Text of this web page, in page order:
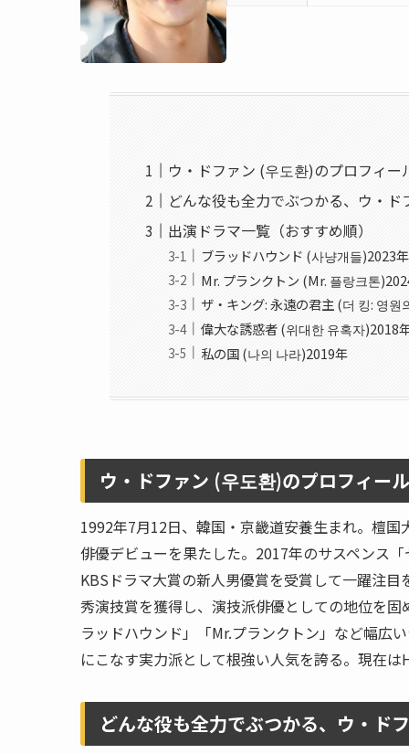
ウ・ドファン (우도환)のプロフィー
どんな役も全力でぶつかる、ウ・ド
出演ドラマ一覧（おすすめ順）
ブラッドハウンド (사냥개들)2023年
Mr. プランクトン (Mr. 플랑크톤
ザ・キング: 永遠の君主 (더 킹: 영원
偉大な誘惑者 (위대한 유혹자)2018
私の国 (나의 나라)2019年
ウ・ドファン (우도환)のプロフィール
1992年7月12日、韓国・京畿道安養生まれ。檀
俳優デビューを果たした。2017年のサスペンス
KBSドラマ大賞の新人男優賞を受賞して一躍注
秀演技賞を獲得し、演技派俳優としての地位を
ラッドハウンド」「Mr.プランクトン」など幅広
にこなす実力派として根強い人気を誇る。現在
どんな役も全力でぶつかる、ウ・ド